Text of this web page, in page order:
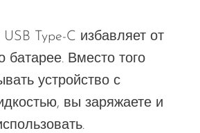
Type-C избавляет от
батарее. Вместо того
устройство с
вы заряжаете и